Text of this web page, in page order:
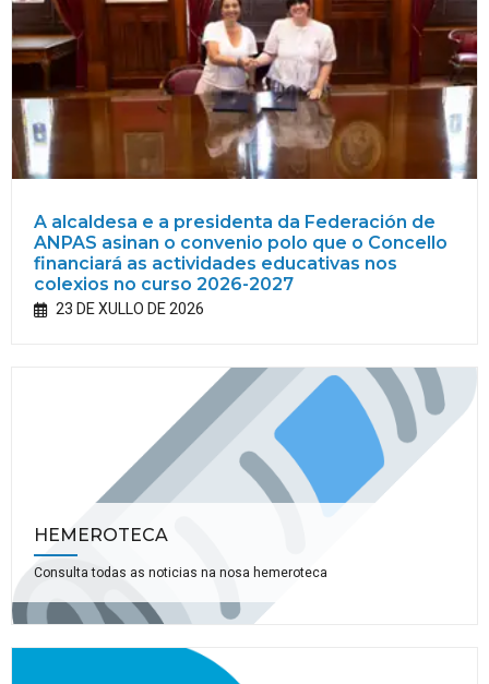
A alcaldesa e a presidenta da Federación de
ANPAS asinan o convenio polo que o Concello
financiará as actividades educativas nos
colexios no curso 2026-2027
23 DE XULLO DE 2026
HEMEROTECA
Consulta todas as noticias na nosa hemeroteca